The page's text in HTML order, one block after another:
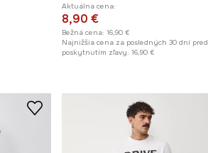
Aktuálna cena:
8,90 €
Bežná cena: 16,90 €
Najnižšia cena za posledných 30 dní pred
poskytnutím zľavy: 16,90 €